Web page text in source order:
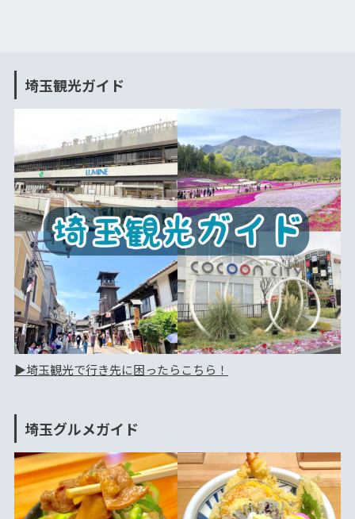
埼玉観光ガイド
▶︎埼玉観光で行き先に困ったらこちら！
埼玉グルメガイド